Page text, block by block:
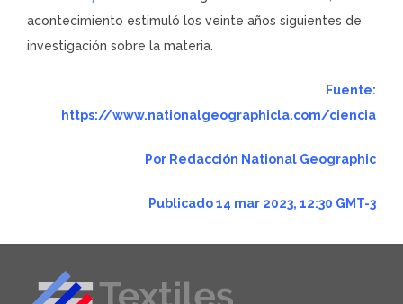
acontecimiento estimuló los veinte años siguientes de
investigación sobre la materia.
Fuente:
https://www.nationalgeographicla.com/ciencia
Por Redacción National Geographic
Publicado 14 mar 2023, 12:30 GMT-3